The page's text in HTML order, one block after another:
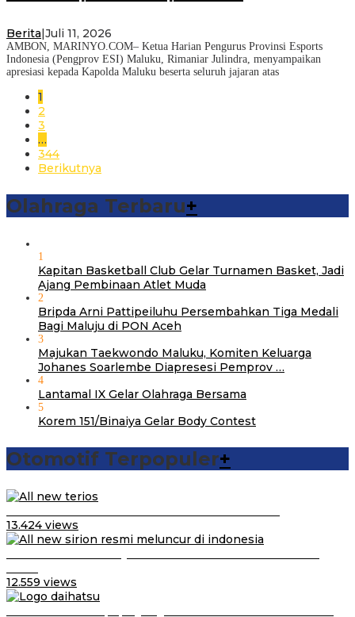
Berita Juli 11, 2026
AMBON, MARINYO.COM– Ketua Harian Pengurus Provinsi Esports
Indonesia (Pengprov ESI) Maluku, Rimaniar Julindra, menyampaikan
apresiasi kepada Kapolda Maluku beserta seluruh jajaran atas
1
2
3
…
344
Berikutnya
Olahraga Terbaru+
1
Kapitan Basketball Club Gelar Turnamen Basket, Jadi
Ajang Pembinaan Atlet Muda
2
Bripda Arni Pattipeiluhu Persembahkan Tiga Medali
Bagi Maluju di PON Aceh
3
Majukan Taekwondo Maluku, Komiten Keluarga
Johanes Soarlembe Diapresesi Pemprov …
4
Lantamal IX Gelar Olahraga Bersama
5
Korem 151/Binaiya Gelar Body Contest
Otomotif Terpopuler+
13.424 views
12.559 views